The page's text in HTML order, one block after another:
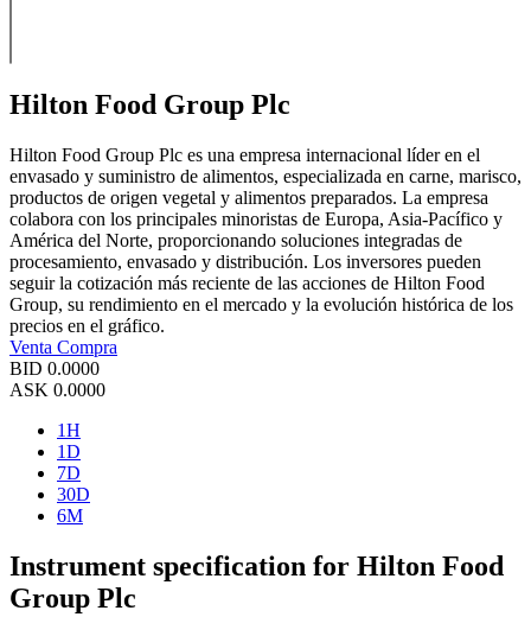
Hilton Food Group Plc
Hilton Food Group Plc es una empresa internacional líder en el
envasado y suministro de alimentos, especializada en carne, marisco,
productos de origen vegetal y alimentos preparados. La empresa
colabora con los principales minoristas de Europa, Asia-Pacífico y
América del Norte, proporcionando soluciones integradas de
procesamiento, envasado y distribución. Los inversores pueden
seguir la cotización más reciente de las acciones de Hilton Food
Group, su rendimiento en el mercado y la evolución histórica de los
precios en el gráfico.
Venta Compra
BID 0.0000
ASK 0.0000
1H
1D
7D
30D
6M
Instrument specification for Hilton Food
Group Plc